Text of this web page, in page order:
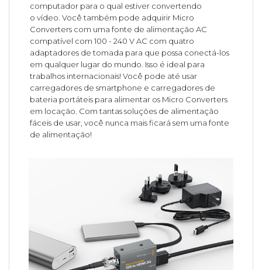
computador para o qual estiver convertendo
o vídeo. Você também pode adquirir Micro
Converters com uma fonte de alimentação AC
compatível com 100 - 240 V AC com quatro
adaptadores de tomada para que possa conectá-los
em qualquer lugar do mundo. Isso é ideal para
trabalhos internacionais! Você pode até usar
carregadores de smartphone e carregadores de
bateria portáteis para alimentar os Micro Converters
em locação. Com tantas soluções de alimentação
fáceis de usar, você nunca mais ficará sem uma fonte
de alimentação!